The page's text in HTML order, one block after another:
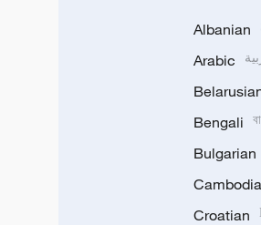
Albanian
Arabic
Bengali
Bulgarian
Croatian